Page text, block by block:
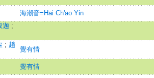
海潮音=Hai Ch'ao Yin
迦 ;
; 趙
覺有情
覺有情